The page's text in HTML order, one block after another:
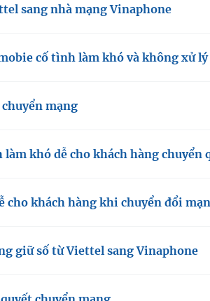
sang nhà mạng Vinaphone
cố tình làm khó và không xử lý
mạng
khó dễ cho khách hàng chuyển
cho khách hàng khi chuyển đổi
giữ số từ Viettel sang Vinaphone